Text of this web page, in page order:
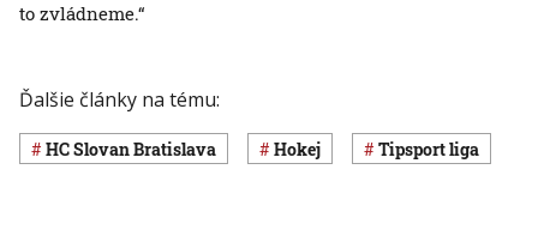
to zvládneme.“
Ďalšie články na tému:
HC Slovan Bratislava Hokej Tipsport liga